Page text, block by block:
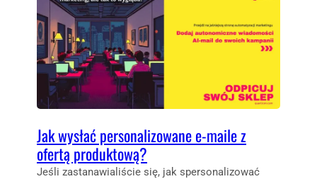
Jak wysłać personalizowane e-maile z
ofertą produktową?
Jeśli zastanawialiście się, jak spersonalizować